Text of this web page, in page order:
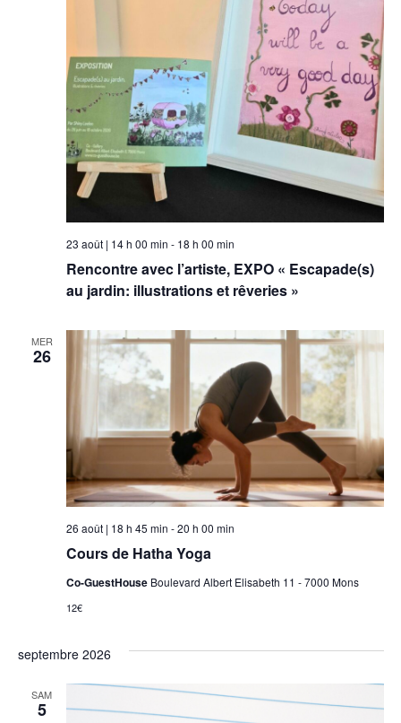
Rencontre avec l’artiste, EXPO « Escapade(s)
au jardin: illustrations et rêveries »
23 août | 14 h 00 min - 18 h 00 min
MER
26
Cours de Hatha Yoga
26 août | 18 h 45 min -20 h 00 min
Co-GuestHouse Boulevard Albert Elisabeth 11 - 7000 Mons
12€
septembre 2026
SAM
5